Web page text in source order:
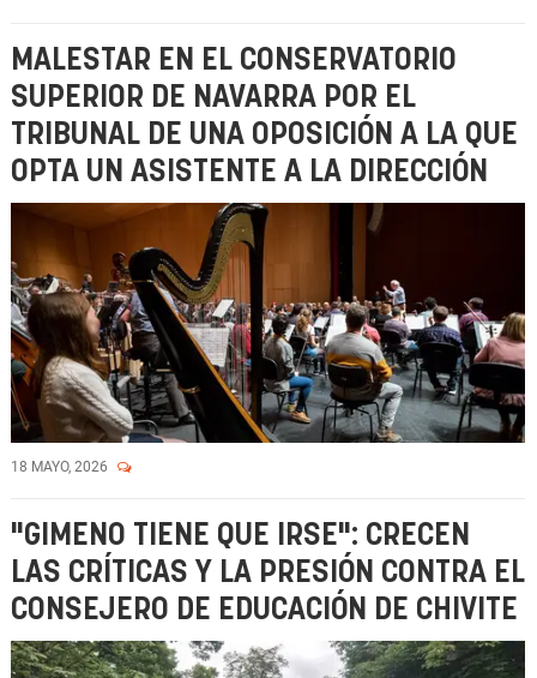
MALESTAR EN EL CONSERVATORIO
SUPERIOR DE NAVARRA POR EL
TRIBUNAL DE UNA OPOSICIÓN A LA QUE
OPTA UN ASISTENTE A LA DIRECCIÓN
18 MAYO, 2026
"GIMENO TIENE QUE IRSE": CRECEN
LAS CRÍTICAS Y LA PRESIÓN CONTRA EL
CONSEJERO DE EDUCACIÓN DE CHIVITE